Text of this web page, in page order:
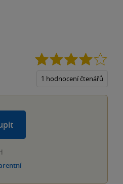
1 hodnocení čtenářů